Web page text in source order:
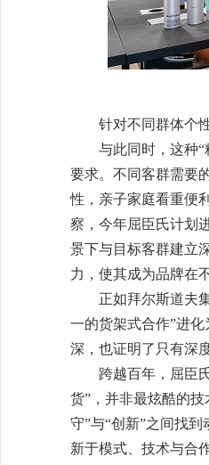
针对不同群体个
与此同时，这种
要求。不同客群需要
性，亲子家庭看重便
察，今年屈臣氏计划
景下与目标客群建立
力，使其成为品牌在
正如拜尔斯道夫
一的货架式合作”进
深，也证明了只有深
跨越百年，屈臣
货”，并非最炫酷的
守”与“创新”之间找
新于模式、技术与合